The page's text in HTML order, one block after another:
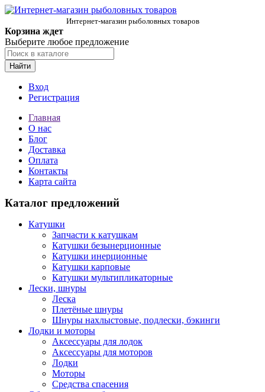
Интернет-магазин рыболовных товаров
Корзина ждет
Выберите любое предложение
Найти
Вход
Регистрация
Главная
О нас
Блог
Доставка
Оплата
Контакты
Карта сайта
Каталог предложений
Катушки
Запчасти к катушкам
Катушки безынерционные
Катушки инерционные
Катушки карповые
Катушки мультипликаторные
Лески, шнуры
Леска
Плетёные шнуры
Шнуры нахлыстовые, подлески, бэкинги
Лодки и моторы
Аксессуары для лодок
Аксессуары для моторов
Лодки
Моторы
Средства спасения